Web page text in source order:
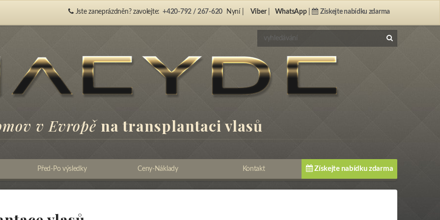
Jste zaneprázdněn? zavolejte: +420-792 / 267-620 Nyní | Viber| WhatsApp| Získejte nabídku zdarma
v Evropěna transplantaci vlasů
Před-Po výsledky Ceny-Náklady Kontakt Získejte nabídku zdarma